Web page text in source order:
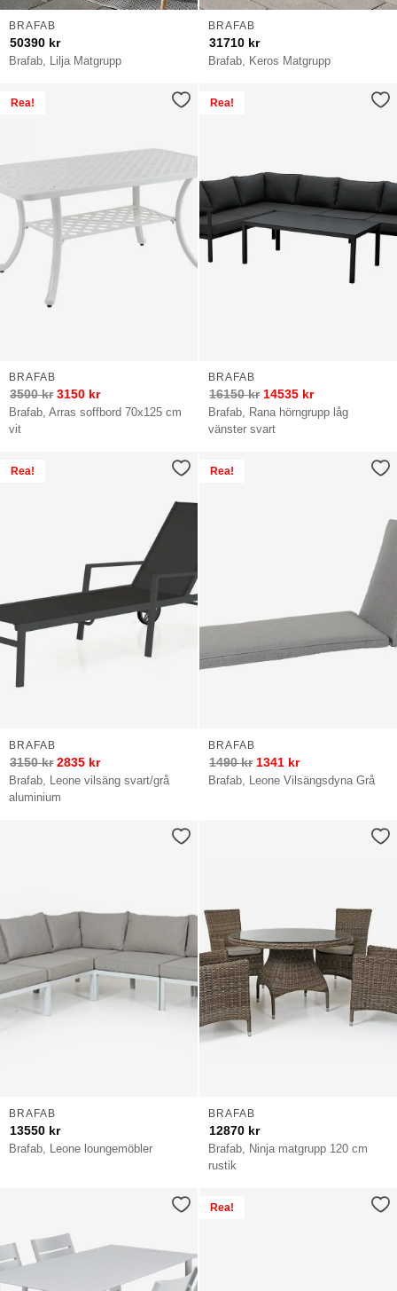
Brafab, Lilja Matgrupp
BRAFAB
50390 kr
Brafab, Keros Matgrupp
BRAFAB
31710 kr
Rea!
Brafab, Arras soffbord 70x125 cm
vit
BRAFAB
3500kr 3150 kr
Rea!
Brafab, Rana hörngrupp låg
vänster svart
BRAFAB
16150kr 14535 kr
Rea!
Brafab, Leone vilsäng svart/grå
aluminium
BRAFAB
3150kr 2835 kr
Rea!
Brafab, Leone Vilsängsdyna Grå
BRAFAB
1490kr 1341 kr
Brafab, Leone loungemöbler
BRAFAB
13550 kr
Brafab, Ninja matgrupp 120 cm
rustik
BRAFAB
12870 kr
Rea!